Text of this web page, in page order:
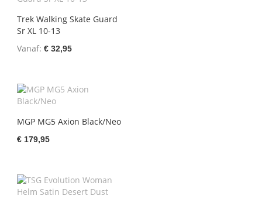
Trek Walking Skate Guard
Sr XL 10-13
Vanaf € 32,95
MGP MG5 Axion Black/Neo
€ 179,95